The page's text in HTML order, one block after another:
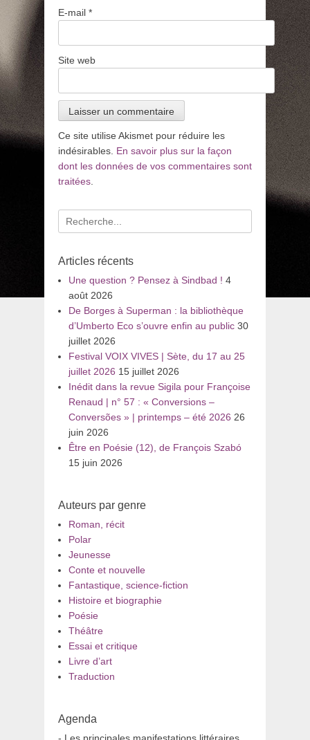
E-mail *
Site web
Ce site utilise Akismet pour réduire les
indésirables. En savoir plus sur la façon
dont les données de vos commentaires sont
traitées
Recherche
pour
Articles récents
Une question ? Pensez à Sindbad ! 4
août 2026
De Borges à Superman : la bibliothèque
d’Umberto Eco s’ouvre enfin au public 30
juillet 2026
Festival VOIX VIVES | Sète, du 17 au 25
juillet 2026 15 juillet 2026
Inédit dans la revue Sigila pour Françoise
Renaud | n° 57 : « Conversions –
Conversões » | printemps – été 2026 26
juin 2026
Être en Poésie (12), de François Szabó
15 juin 2026
Auteurs par genre
Roman, récit
Polar
Jeunesse
Conte et nouvelle
Fantastique, science-fiction
Histoire et biographie
Poésie
Théâtre
Essai et critique
Livre d’art
Traduction
Agenda
- Les principales manifestations littéraires